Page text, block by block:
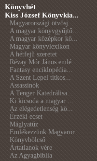
Könyvhét
Kiss József Könyvkia...
Magyarországi ötvösj...
A magyar könyvgyűjtő...
A magyar középkor kö...
Magyar könyvlexikon
A hétfejű szeretet
Révay Mór János emlé...
Fantasy enciklopédia...
A Szent Lepel titkos...
Assassinók
A Tenger Katedrálisa...
Ki kicsoda a magyar ...
Az elégedetlenség kö...
Érzéki ecset
Máglyatűz
Emlékezzünk Magyaror...
Könyvbölcső
Ártatlanok vére
Az Agyagbiblia